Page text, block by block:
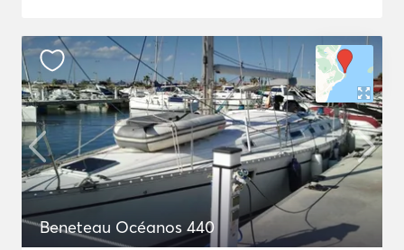
Beneteau Océanos 440